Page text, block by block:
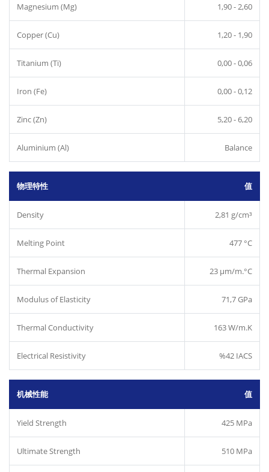
Magnesium (Mg) 1,90 - 2,60
Copper (Cu) 1,20 - 1,90
Titanium (Ti) 0,00 - 0,06
Iron (Fe) 0,00 - 0,12
Zinc (Zn) 5,20 - 6,20
Aluminium (Al) Balance
物理特性 值
Density 2,81 g/cm³
Melting Point 477 °C
Thermal Expansion 23 µm/m.°C
Modulus of Elasticity 71,7 GPa
Thermal Conductivity 163 W/m.K
Electrical Resistivity %42 IACS
机械性能 值
Yield Strength 425 MPa
Ultimate Strength 510 MPa